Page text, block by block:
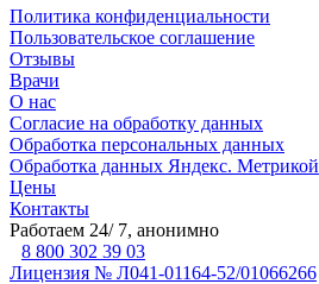
Политика конфиденциальности
Пользовательское соглашение
Отзывы
Врачи
О нас
Согласие на обработку данных
Обработка персональных данных
Обработка данных Яндекс. Метрикой
Цены
Контакты
Работаем 24/ 7, анонимно
8 800 302 39 03
Лицензия № Л041-01164-52/01066266